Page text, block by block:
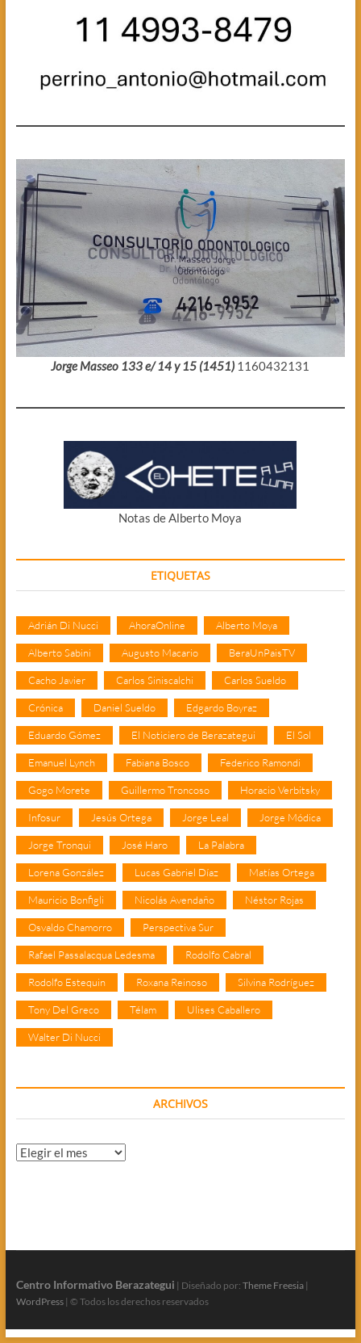
Jorge Masseo 133 e/ 14 y 15 (1451) 1160432131
Notas de Alberto Moya
ETIQUETAS
Adrián Di Nucci AhoraOnline Alberto Moya
Alberto Sabini Augusto Macario BeraUnPaisTV
Cacho Javier Carlos Siniscalchi Carlos Sueldo
Crónica Daniel Sueldo Edgardo Boyraz
Eduardo Gómez El Noticiero de Berazategui El Sol
Emanuel Lynch Fabiana Bosco Federico Ramondi
Gogo Morete Guillermo Troncoso Horacio Verbitsky
Infosur Jesús Ortega Jorge Leal Jorge Módica
Jorge Tronqui José Haro La Palabra
Lorena González Lucas Gabriel Díaz Matías Ortega
Mauricio Bonfigli Nicolás Avendaño Néstor Rojas
Osvaldo Chamorro Perspectiva Sur
Rafael Passalacqua Ledesma Rodolfo Cabral
Rodolfo Estequin Roxana Reinoso Silvina Rodríguez
Tony Del Greco Télam Ulises Caballero
Walter Di Nucci
ARCHIVOS
Archivos
Centro Informativo Berazategui | Diseñado por: Theme Freesia|
WordPress| © Todos los derechos reservados